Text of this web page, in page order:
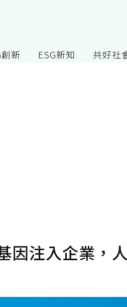
新 ESG新知 共好社
因注入企業，